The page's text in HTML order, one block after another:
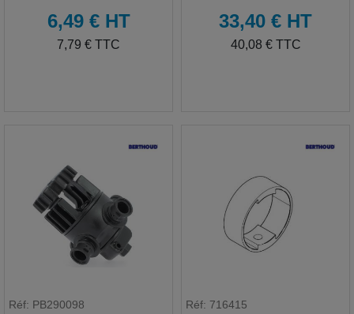
6,49 € HT
7,79 € TTC
33,40 € HT
40,08 € TTC
Réf: PB290098 Réf: 716415